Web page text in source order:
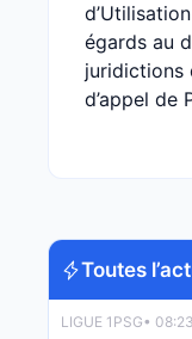
égards au
juridictions
d’appel de
Toutes
LIGUE 1 PSG• 08:23